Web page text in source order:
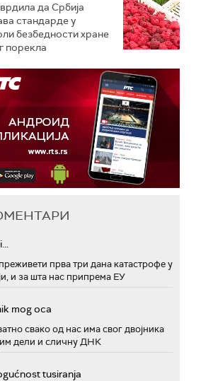
да Србија
стандарде у
безбедности хране
порекла
прва три дана катастрофе у
и за шта нас припрема ЕУ
mog oca
свако од нас има свог двојника
дели и сличну ДНК
tusiranja